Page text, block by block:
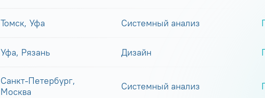
Томск, Уфа Системный анализ
Уфа, Рязань Дизайн
Санкт-Петербург,
Москва
Системный анализ